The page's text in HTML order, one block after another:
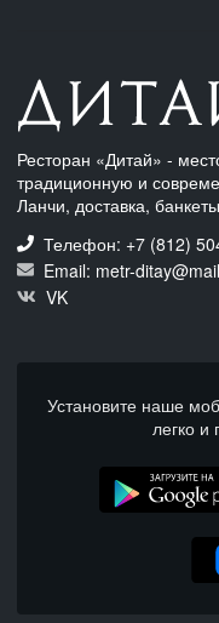
Ресторан «Дитай» -
традиционную и
Ланчи, доставка,
Телефон: +7 (812)
Email: metr-
VK
Установите наше
легко и